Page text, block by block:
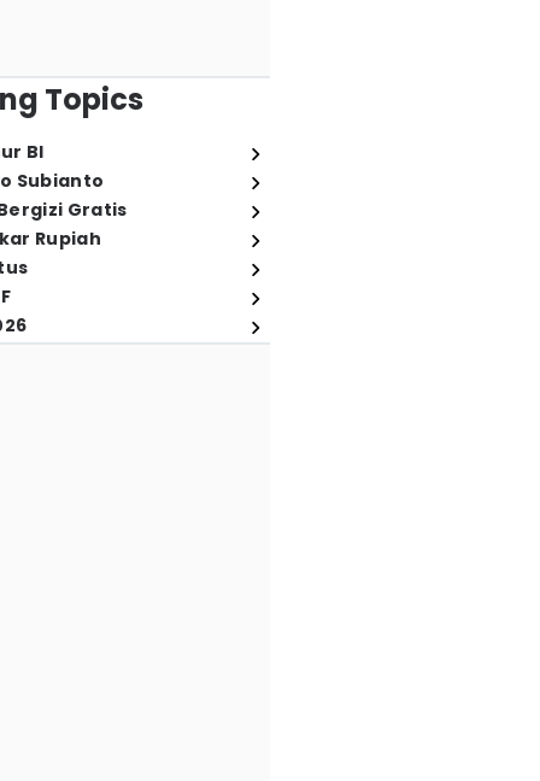
Topics
BI
Subianto
Gratis
Rupiah